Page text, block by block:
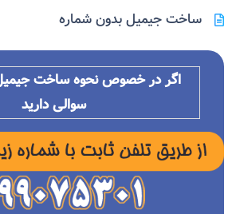
ساخت جیمیل بدون شماره
اگر در خصوص نحوهساخت
سوالی دارید